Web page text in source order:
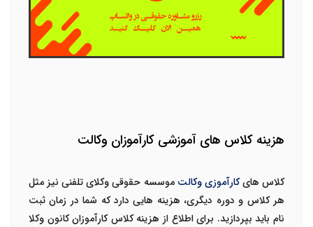
هزینه کلاس های آموزشی کارآموزان وکالت
کلاس هایکارآموزی وکالت موسسه حقوقی وکلای تلفنی نیز مثل
هر کلاس و دوره دیگری، هزینه هایی دارد که شما در زمان ثبت
نام باید بپردازید. برای اطلاع از هزینه کلاس کارآموزان کانون وکلا